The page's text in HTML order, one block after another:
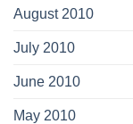
August 2010
July 2010
June 2010
May 2010